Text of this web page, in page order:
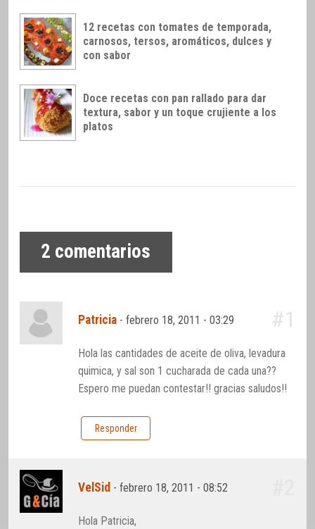
12 recetas con tomates de temporada,
carnosos, tersos, aromáticos, dulces y
con sabor
Doce recetas con pan rallado para dar
textura, sabor y un toque crujiente a los
platos
2 comentarios
Patricia -febrero 18, 2011 - 03:29 #1
Hola las cantidades de aceite de oliva, levadura
quimica, y sal son 1 cucharada de cada una??
Espero me puedan contestar!! gracias saludos!!
Responder
VelSid -febrero 18, 2011 - 08:52
Hola Patricia,